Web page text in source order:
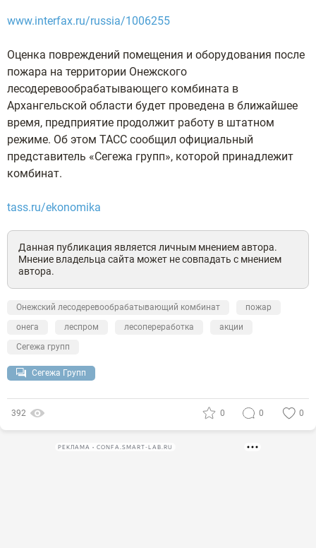
www.interfax.ru/russia/1006255
Оценка повреждений помещения и оборудования после
пожара на территории Онежского
лесодеревообрабатывающего комбината в
Архангельской области будет проведена в ближайшее
время, предприятие продолжит работу в штатном
режиме. Об этом ТАСС сообщил официальный
представитель «Сегежа групп», которой принадлежит
комбинат.
tass.ru/ekonomika
Данная публикация является личным мнением автора.
Мнение владельца сайта может не совпадать с мнением
автора.
Онежский лесодеревообрабатывающий комбинат
пожар
онега
леспром лесопереработка
акции
Сегежа групп
Сегежа Групп
392 0 0 0
РЕКЛАМА • CONFA.SMART-LAB.RU